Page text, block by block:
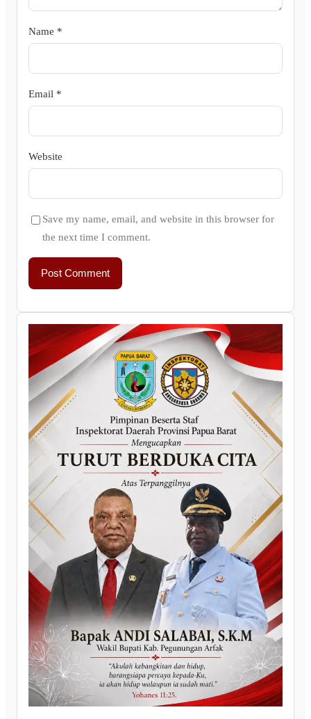
Name *
Email *
Website
Save my name, email, and website in this browser for
the next time I comment.